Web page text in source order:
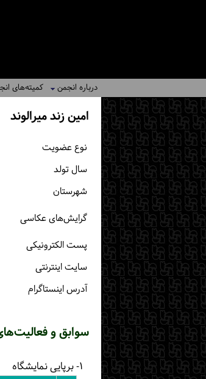
درباره انجمن کمیته‌های
امین زند میرالوند
نوع عضویت
سال تولد
شهرستان
گرایش‌های عکاسی
پست الكترونیكی
سایت اینترنتی
آدرس اینستاگرام
سوابق و
۱- برپایی نمایشگاه